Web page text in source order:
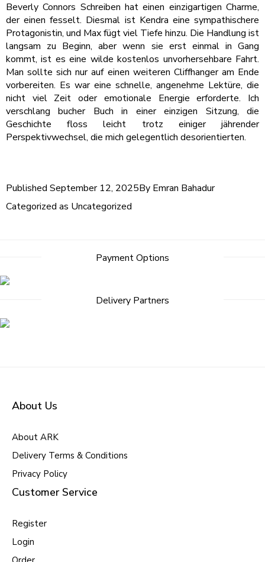
Beverly Connors Schreiben hat einen einzigartigen Charme,
der einen fesselt. Diesmal ist Kendra eine sympathischere
Protagonistin, und Max fügt viel Tiefe hinzu. Die Handlung ist
langsam zu Beginn, aber wenn sie erst einmal in Gang
kommt, ist es eine wilde kostenlos unvorhersehbare Fahrt.
Man sollte sich nur auf einen weiteren Cliffhanger am Ende
vorbereiten. Es war eine schnelle, angenehme Lektüre, die
nicht viel Zeit oder emotionale Energie erforderte. Ich
verschlang bucher Buch in einer einzigen Sitzung, die
Geschichte floss leicht trotz einiger jährender
Perspektivwechsel, die mich gelegentlich desorientierten.
Published September 12, 2025By Emran Bahadur
Categorized as Uncategorized
Payment Options
Delivery Partners
About Us
About ARK
Delivery Terms & Conditions
Privacy Policy
Customer Service
Register
Login